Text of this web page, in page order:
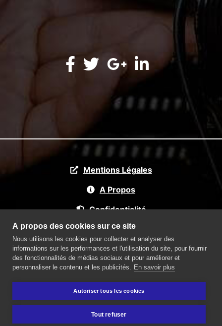
Mentions Légales
A Propos
Confidentialité
Partenaires
Téléchargement OS
Zone de chalandise
© 2014-2022 Copyright :Manuel Hoorelbeke
À propos des cookies sur ce site
Nous utilisons les cookies pour collecter et analyser des
informations sur les performances et l'utilisation du site, pour fournir
des fonctionnalités de médias sociaux et pour améliorer et
personnaliser le contenu et les publicités. En savoir plus
Autoriser tous les cookies
Tout refuser